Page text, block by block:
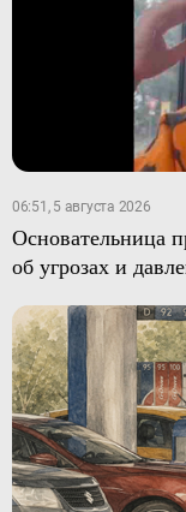
06:51, 5 августа 2026
Основательница
об угрозах и